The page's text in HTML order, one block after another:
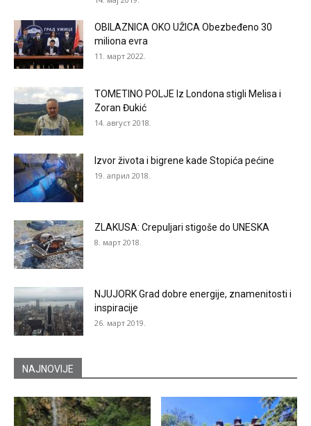
OBILAZNICA OKO UŽICA Obezbeđeno 30
miliona evra
11. март 2022.
TOMETINO POLJE Iz Londona stigli Melisa i
Zoran Đukić
14. август 2018.
Izvor života i bigrene kade Stopića pećine
19. април 2018.
ZLAKUSA: Crepuljari stigoše do UNESKA
8. март 2018.
NJUJORK Grad dobre energije, znamenitosti i
inspiracije
26. март 2019.
NAJNOVIJE